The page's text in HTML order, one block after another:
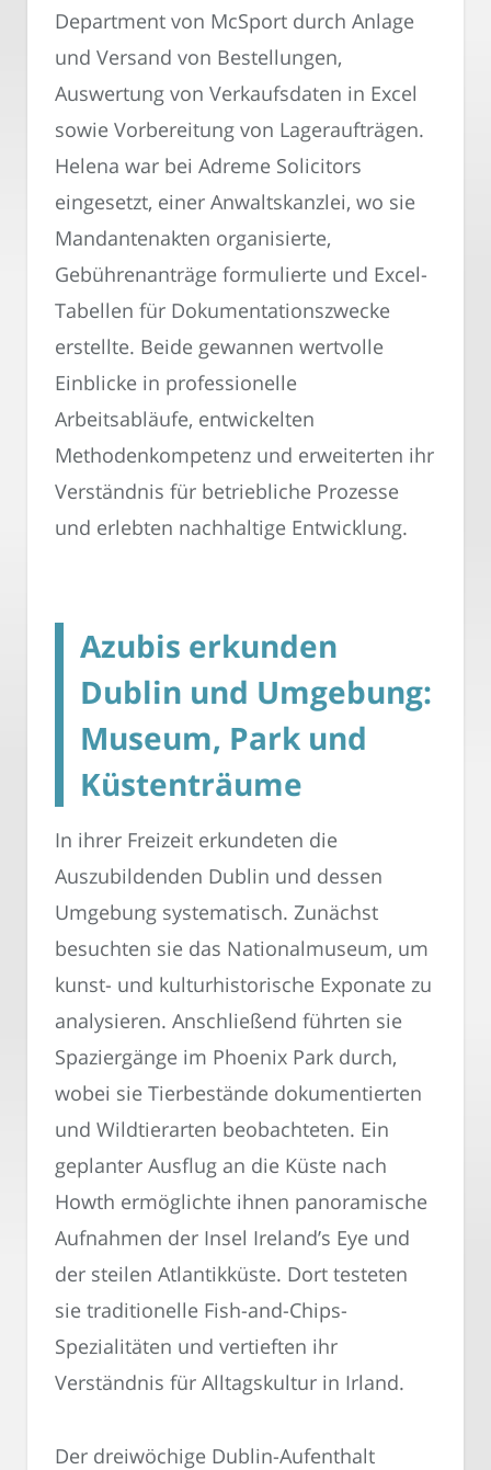
Department von McSport durch Anlage
und Versand von Bestellungen,
Auswertung von Verkaufsdaten in Excel
sowie Vorbereitung von Lageraufträgen.
Helena war bei Adreme Solicitors
eingesetzt, einer Anwaltskanzlei, wo sie
Mandantenakten organisierte,
Gebührenanträge formulierte und Excel-
Tabellen für Dokumentationszwecke
erstellte. Beide gewannen wertvolle
Einblicke in professionelle
Arbeitsabläufe, entwickelten
Methodenkompetenz und erweiterten ihr
Verständnis für betriebliche Prozesse
und erlebten nachhaltige Entwicklung.
Azubis erkunden
Dublin und Umgebung:
Museum, Park und
Küstenträume
In ihrer Freizeit erkundeten die
Auszubildenden Dublin und dessen
Umgebung systematisch. Zunächst
besuchten sie das Nationalmuseum, um
kunst- und kulturhistorische Exponate zu
analysieren. Anschließend führten sie
Spaziergänge im Phoenix Park durch,
wobei sie Tierbestände dokumentierten
und Wildtierarten beobachteten. Ein
geplanter Ausflug an die Küste nach
Howth ermöglichte ihnen panoramische
Aufnahmen der Insel Ireland’s Eye und
der steilen Atlantikküste. Dort testeten
sie traditionelle Fish-and-Chips-
Spezialitäten und vertieften ihr
Verständnis für Alltagskultur in Irland.
Der dreiwöchige Dublin-Aufenthalt